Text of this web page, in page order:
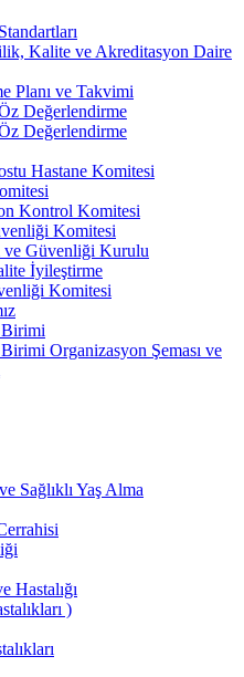
Kalite ve Akreditasyon Daire
Planı ve Takvimi
Değerlendirme
Değerlendirme
Hastane Komitesi
Kontrol Komitesi
Komitesi
ve Güvenliği Kurulu
İyileştirme
Komitesi
Organizasyon Şeması ve
Sağlıklı Yaş Alma
Hastalığı
)